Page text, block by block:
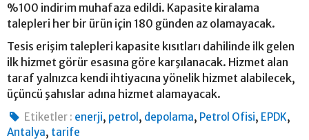
%100 indirim muhafaza edildi. Kapasite kiralama
talepleri her bir ürün için 180 günden az olamayacak.
Tesis erişim talepleri kapasite kısıtları dahilinde ilk gelen
ilk hizmet görür esasına göre karşılanacak. Hizmet alan
taraf yalnızca kendi ihtiyacına yönelik hizmet alabilecek,
üçüncü şahıslar adına hizmet alamayacak.
Etiketler : enerji, petrol , depolama, Petrol Ofisi, EPDK,
Antalya, tarife